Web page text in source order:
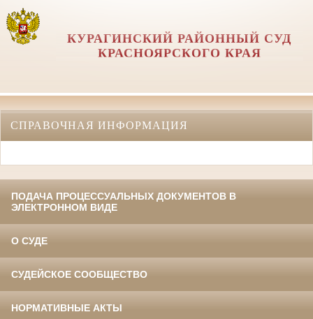
КУРАГИНСКИЙ РАЙОННЫЙ СУД
КРАСНОЯРСКОГО КРАЯ
СПРАВОЧНАЯ ИНФОРМАЦИЯ
ПОДАЧА ПРОЦЕССУАЛЬНЫХ ДОКУМЕНТОВ В
ЭЛЕКТРОННОМ ВИДЕ
О СУДЕ
СУДЕЙСКОЕ СООБЩЕСТВО
НОРМАТИВНЫЕ АКТЫ